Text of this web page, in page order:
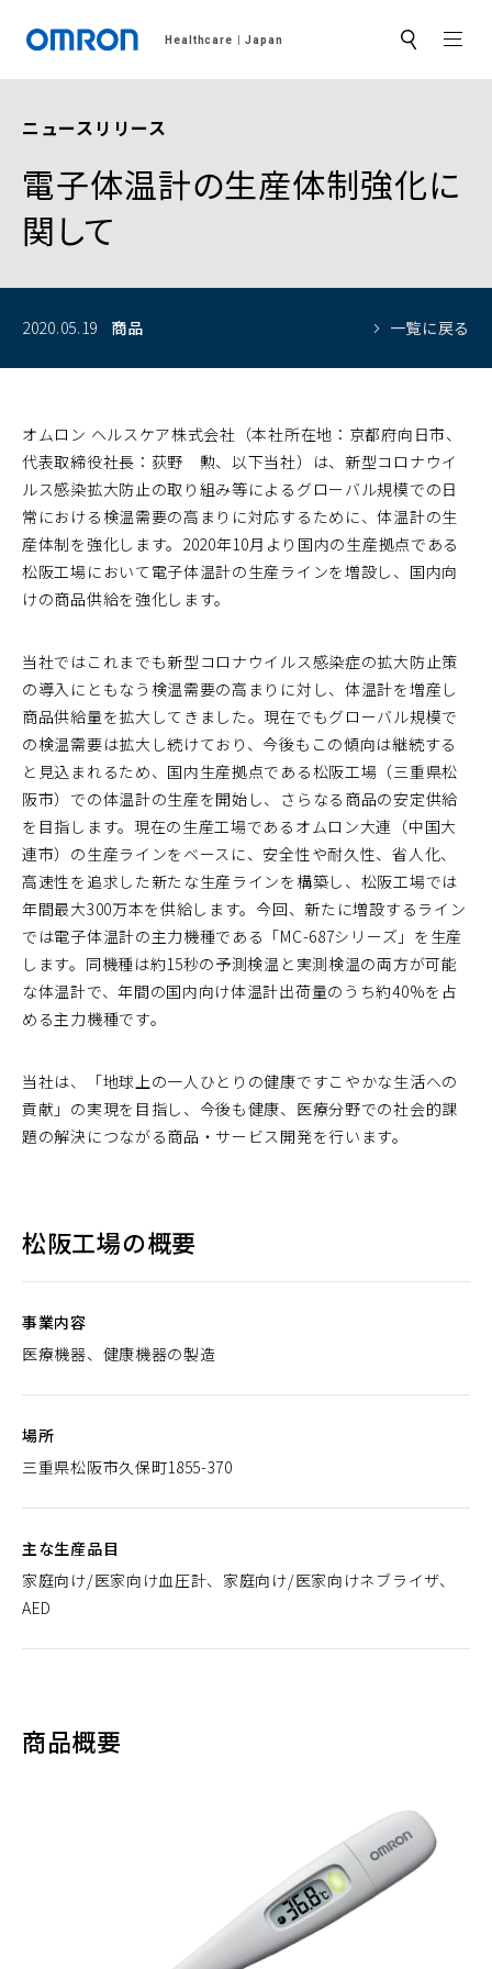
Healthcare Japan サ
ト
ニュースリリース
電子体温計の生産体制強化に
関して
2020.05.19 商品 一覧に戻る
オムロン ヘルスケア株式会社（本社所在地：京都府向日市、
代表取締役社長：荻野 勲、以下当社）は、新型コロナウイ
ルス感染拡大防止の取り組み等によるグローバル規模での日
常における検温需要の高まりに対応するために、体温計の生
産体制を強化します。2020年10月より国内の生産拠点である
松阪工場において電子体温計の生産ラインを増設し、国内向
けの商品供給を強化します。
当社ではこれまでも新型コロナウイルス感染症の拡大防止策
の導入にともなう検温需要の高まりに対し、体温計を増産し
商品供給量を拡大してきました。現在でもグローバル規模で
の検温需要は拡大し続けており、今後もこの傾向は継続する
と見込まれるため、国内生産拠点である松阪工場（三重県松
阪市）での体温計の生産を開始し、さらなる商品の安定供給
を目指します。現在の生産工場であるオムロン大連（中国大
連市）の生産ラインをベースに、安全性や耐久性、省人化、
高速性を追求した新たな生産ラインを構築し、松阪工場では
年間最大300万本を供給します。今回、新たに増設するライン
では電子体温計の主力機種である「MC-687シリーズ」を生産
します。同機種は約15秒の予測検温と実測検温の両方が可能
な体温計で、年間の国内向け体温計出荷量のうち約40%を占
める主力機種です。
当社は、「地球上の一人ひとりの健康ですこやかな生活への
貢献」の実現を目指し、今後も健康、医療分野での社会的課
題の解決につながる商品・サービス開発を行います。
松阪工場の概要
事業内容
医療機器、健康機器の製造
場所
三重県松阪市久保町1855-370
主な生産品目
家庭向け/医家向け血圧計、家庭向け/医家向けネブライザ、
AED
商品概要